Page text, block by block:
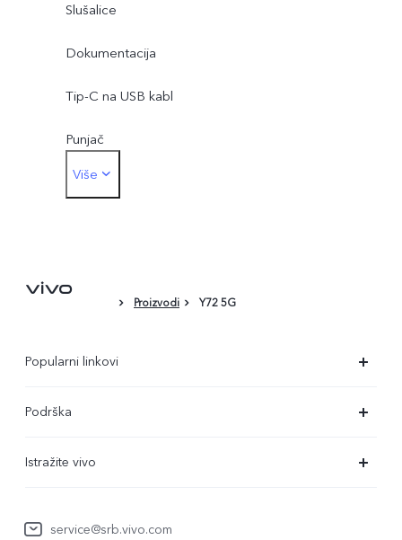
Slušalice
Dokumentacija
Tip-C na USB kabl
Punjač
Alatka za izbacivanje SIM kartice
Više
Proizvodi Y72 5G
Popularni linkovi
Y22s
Podrška
Funtouch OS
Istražite vivo
Ljudiservice@srb.vivo.com